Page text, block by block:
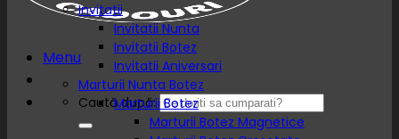
Menu
Caută după:
Invitatii
Invitatii Nunta
Invitatii Botez
Invitatii Aniversari
Marturii Nunta Botez
Marturii Botez
Marturii Botez Magnetice